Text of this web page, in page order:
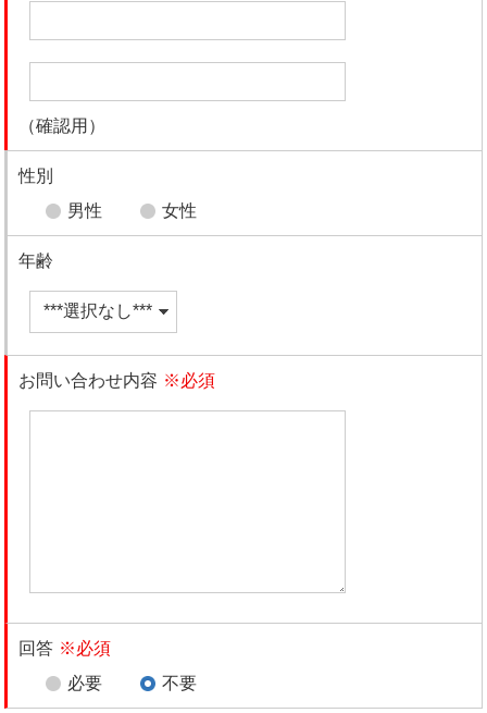
（確認用）
性別
男性
女性
年齢
お問い合わせ内容 ※必須
回答 ※必須
必要
不要